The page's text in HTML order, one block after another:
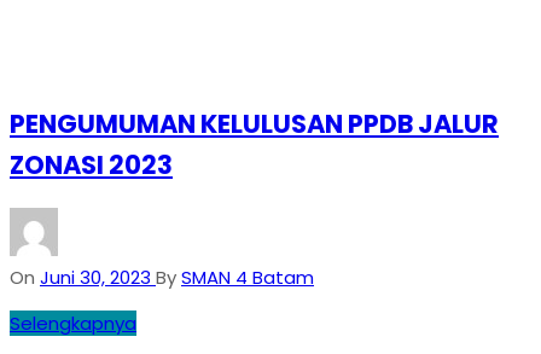
PENGUMUMAN KELULUSAN PPDB JALUR
ZONASI 2023
On Juni 30, 2023 BySMAN 4 Batam
Selengkapnya